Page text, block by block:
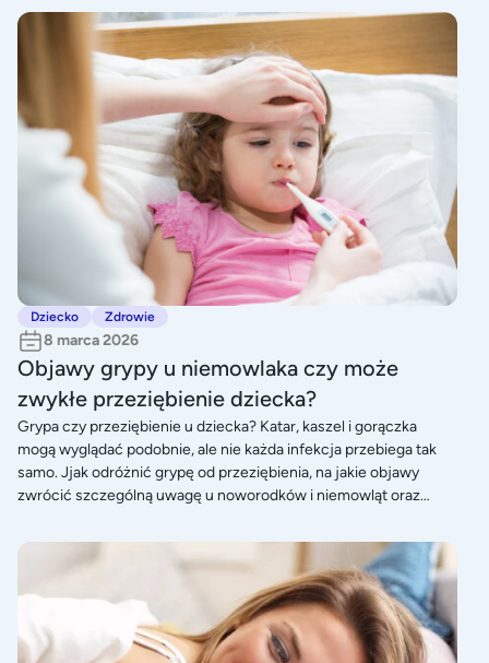
dziecka? Sprawdź nasze porównanie i wybierz najlepsze
rozwiązanie.
Objawy grypy u niemowlaka czy może zwykłe
Dziecko Zdrowie
8 marca 2026
Objawy grypy u niemowlaka czy może
zwykłe przeziębienie dziecka?
Grypa czy przeziębienie u dziecka? Katar, kaszel i gorączka
mogą wyglądać podobnie, ale nie każda infekcja przebiega tak
samo. Jjak odróżnić grypę od przeziębienia, na jakie objawy
zwrócić szczególną uwagę u noworodków i niemowląt oraz
bezpiecznie złagodzić dolegliwości i wspierać dziecko podczas
Pierwsze objawy ciąży - jak je rozpoznać?